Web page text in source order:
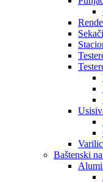
Rende
Baštenski